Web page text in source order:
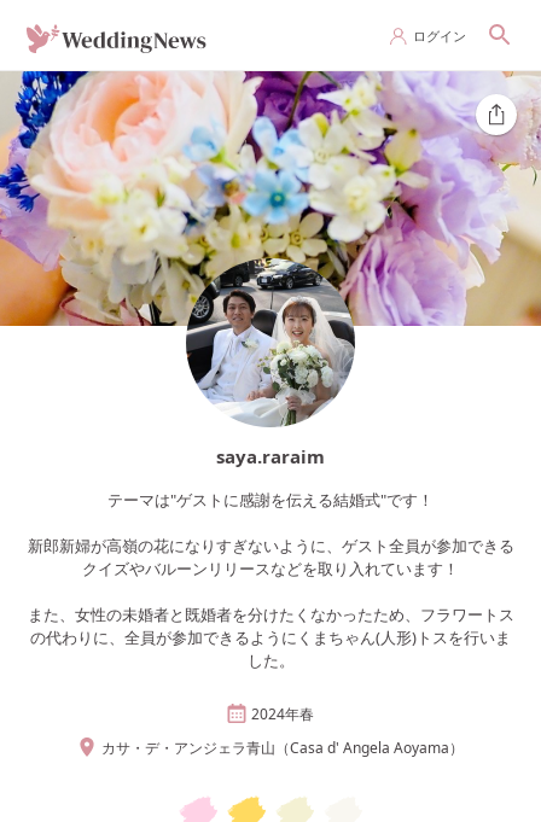
ログイン
saya.raraim
テーマは"ゲストに感謝を伝える結婚式"です！
新郎新婦が高嶺の花になりすぎないように、ゲスト全員が参加できる
クイズやバルーンリリースなどを取り入れています！
また、女性の未婚者と既婚者を分けたくなかったため、フラワートス
の代わりに、全員が参加できるようにくまちゃん(人形)トスを行いま
した。
2024年春
カサ・デ・アンジェラ青山（Casa d' Angela Aoyama）